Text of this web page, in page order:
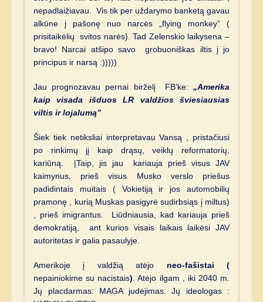
nepadlaižiavau. Vis tik per uždarymo banketą gavau
alkūne į pašonę nuo narcės „flying monkey” (
prisitaikėlių svitos narės). Tad Zelenskio laikysena –
bravo! Narcai atšipo savo grobuoniškas iltis į jo
principus ir narsą :)))))
Jau prognozavau pernai birželį FB’ke: „Amerika
kaip visada išduos LR valdžios šviesiausias
viltis ir lojalumą”
Šiek tiek netiksliai interpretavau Vansą , pristačiusi
po rinkimų jį kaip drąsų, veiklų reformatorių,
kariūną. |Taip, jis jau kariauja prieš visus JAV
kaimynus, prieš visus Musko verslo priešus
padidintais muitais ( Vokietiją ir jos automobilių
pramonę , kurią Muskas pasigyrė sudirbsiąs į miltus)
, prieš imigrantus. Liūdniausia, kad kariauja prieš
demokratiją, ant kurios visais laikais laikėsi JAV
autoritetas ir galia pasaulyje.
Amerikoje į valdžią atėjo neo-fašistai (
nepainiokime su nacistais). Atėjo ilgam , iki 2040 m.
Jų placdarmas: MAGA judėjimas. Jų ideologas :